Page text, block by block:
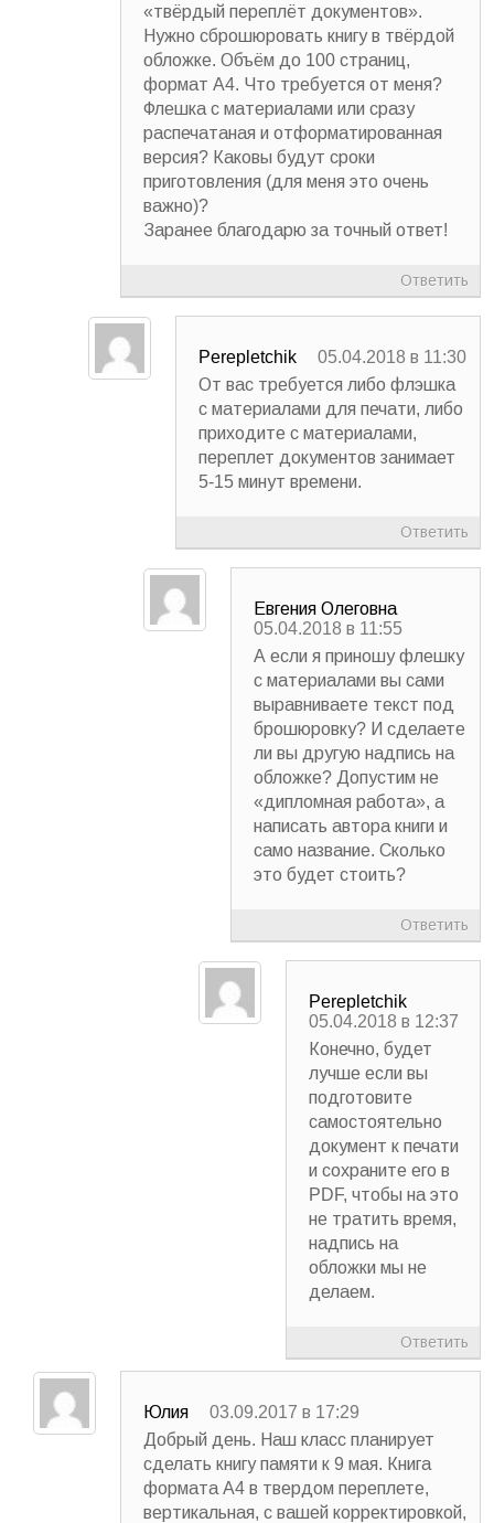
«твёрдый переплёт документов».
Нужно сброшюровать книгу в твёрдой
обложке. Объём до 100 страниц,
формат А4. Что требуется от меня?
Флешка с материалами или сразу
распечатаная и отформатированная
версия? Каковы будут сроки
приготовления (для меня это очень
важно)?
Заранее благодарю за точный ответ!
Ответить
Perepletchik
05.04.2018 в 11:30
От вас требуется либо флэшка
с материалами для печати, либо
приходите с материалами,
переплет документов занимает
5-15 минут времени.
Ответить
Евгения Олеговна
05.04.2018 в 11:55
А если я приношу флешку
с материалами вы сами
выравниваете текст под
брошюровку? И сделаете
ли вы другую надпись на
обложке? Допустим не
«дипломная работа», а
написать автора книги и
само название. Сколько
это будет стоить?
Ответить
Perepletchik
05.04.2018 в 12:37
Конечно, будет
лучше если вы
подготовите
самостоятельно
документ к печати
и сохраните его в
PDF, чтобы на это
не тратить время,
надпись на
обложки мы не
делаем.
Ответить
Юлия
03.09.2017 в 17:29
Добрый день. Наш класс планирует
сделать книгу памяти к 9 мая. Книга
формата А4 в твердом переплете,
вертикальная, с вашей корректировкой,